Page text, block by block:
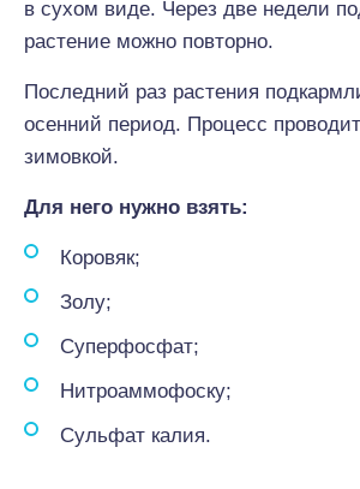
в сухом виде. Через две недели
растение можно повторно.
Последний раз растения
осенний период. Процесс
зимовкой.
Для него нужно взять:
Коровяк;
Золу;
Суперфосфат;
Нитроаммофоску;
Сульфат калия.